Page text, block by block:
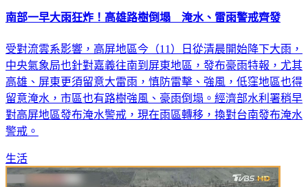
南部一早大雨狂炸！高雄路樹倒塌 淹水、雷雨警戒齊發
受對流雲系影響，高屏地區今（11）日從清晨開始降下大雨，
中央氣象局也針對嘉義往南到屏東地區，發布豪雨特報，尤其
高雄、屏東更須留意大雷雨，慎防雷擊、強風，低窪地區也得
留意淹水，市區也有路樹強風、豪雨倒塌。經濟部水利署稍早
對高屏地區發布淹水警戒，現在雨區轉移，換對台南發布淹水
警戒。
生活